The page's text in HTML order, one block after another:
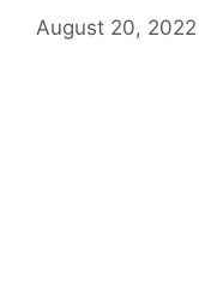
August 20, 2022